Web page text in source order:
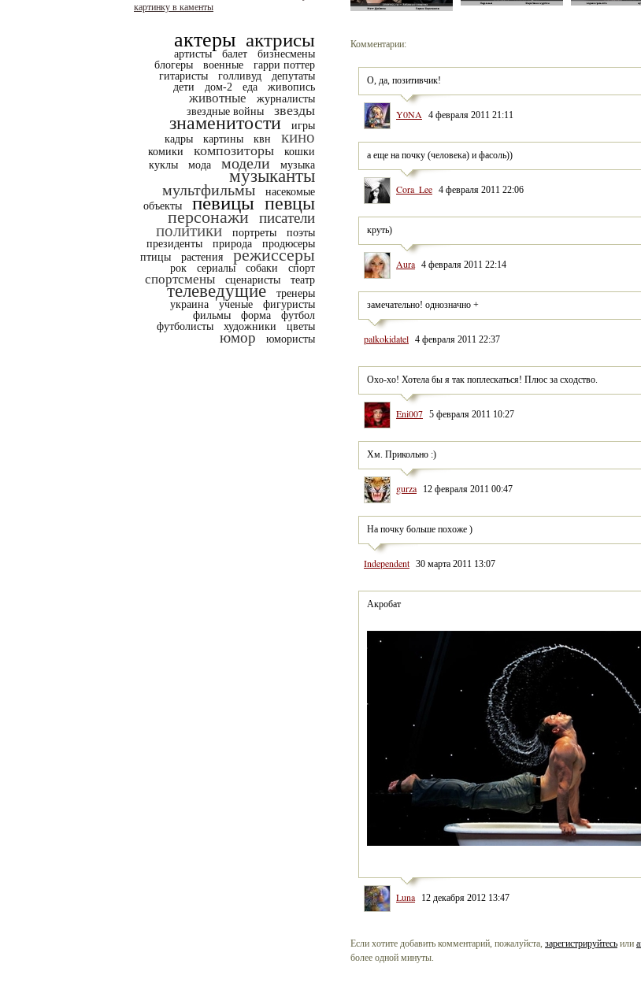
картинку в каменты
актеры актрисы
артисты балет
бизнесмены
блогеры
военные
гарри поттер
гитаристы
голливуд
депутаты
дети
дом-2 еда живопись
животные
журналисты
звездные войны
звезды
знаменитости
игры
кадры
картины квн кино
комики композиторы
кошки
куклы
мода модели музыка
музыканты
мультфильмы
насекомые
объекты
певицы певцы
персонажи писатели
политики портреты
поэты
президенты
природа
продюсеры
птицы
растения режиссеры
рок сериалы собаки спорт
спортсмены сценаристы театр
телеведущие
тренеры
украина
ученые
фигуристы
фильмы
форма
футбол
футболисты
художники цветы
юмор юмористы
Комментарии:
О, да, позитивчик!
Y0NA 4 февраля 2011 21:11
а еще на почку (человека) и фасоль))
Cora_Lee 4 февраля 2011 22:06
круть)
Aura 4 февраля 2011 22:14
замечательно! однозначно +
palkokidatel 4 февраля 2011 22:37
Охо-хо! Хотела бы я так поплескаться! Плюс за сходство.
Eni007 5 февраля 2011 10:27
Хм. Прикольно :)
gurza 12 февраля 2011 00:47
На почку больше похоже )
Independent 30 марта 2011 13:07
Luna 12 декабря 2012 13:47
Если хотите добавить комментарий, пожалуйста, зарегистрируйтесь или
более одной минуты.